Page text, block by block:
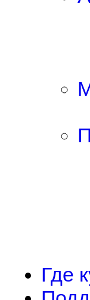
Где